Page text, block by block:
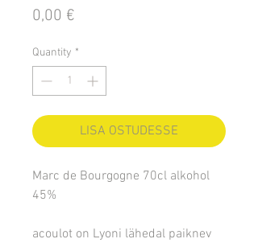
0,00 €
Quantity *
LISA OSTUDESSE
Marc de Bourgogne 70cl alkohol
45%
acoulot on Lyoni lähedal paiknev